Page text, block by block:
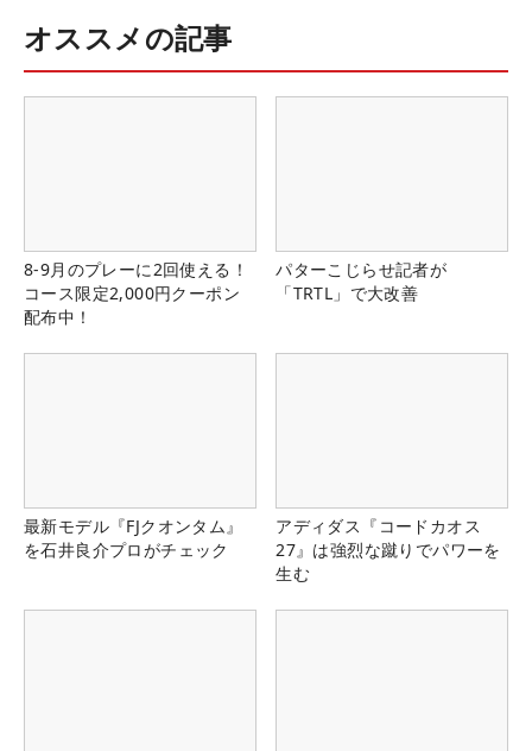
オススメの記事
8-9月のプレーに2回使える！
コース限定2,000円クーポン
配布中！
パターこじらせ記者が
「TRTL」で大改善
最新モデル『FJクオンタム』
を石井良介プロがチェック
アディダス『コードカオス
27』は強烈な蹴りでパワーを
生む